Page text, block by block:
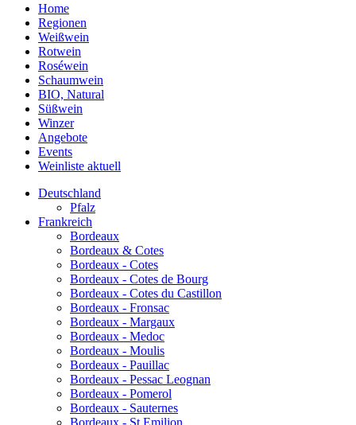
Home
Regionen
Weißwein
Rotwein
Roséwein
Schaumwein
BIO, Natural
Süßwein
Winzer
Angebote
Events
Weinliste aktuell
Deutschland
Pfalz
Frankreich
Bordeaux
Bordeaux & Cotes
Bordeaux - Cotes
Bordeaux - Cotes de Bourg
Bordeaux - Cotes du Castillon
Bordeaux - Fronsac
Bordeaux - Margaux
Bordeaux - Medoc
Bordeaux - Moulis
Bordeaux - Pauillac
Bordeaux - Pessac Leognan
Bordeaux - Pomerol
Bordeaux - Sauternes
Bordeaux - St.Emilion